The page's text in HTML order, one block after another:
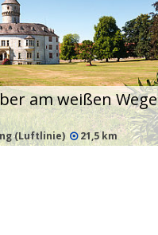
am weißen Wege
(Luftlinie) 21,5 km